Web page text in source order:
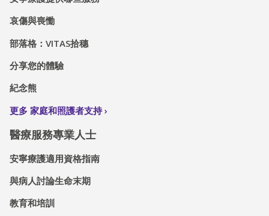
哀傷與喪慟
部落格：VITAS拾穗
分享您的體驗
紀念熊
更多 家庭和照護者支持
醫療服務專業人士
安寧療護適用資格指南
與病人討論生命末期
教育和培訓